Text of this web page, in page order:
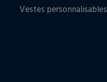
Vestes personnalisables